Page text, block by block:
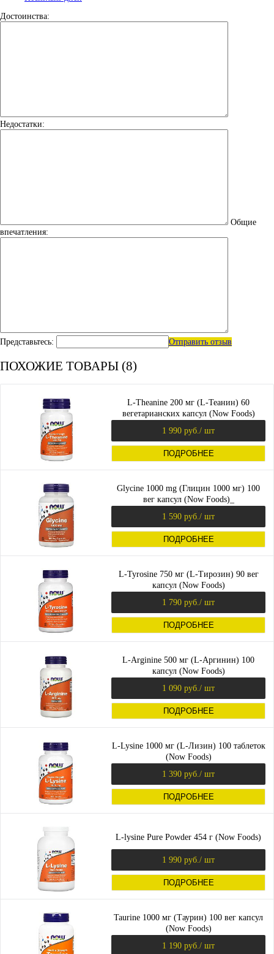
Достоинства:
Недостатки:
Общие
впечатления:
Представьтесь: Отправить отзыв
ПОХОЖИЕ ТОВАРЫ (8)
L-Theanine 200 мг (L-Теанин) 60
вегетарианских капсул (Now Foods)
1 990 руб. / шт
ПОДРОБНЕЕ
Glycine 1000 mg (Глицин 1000 мг) 100
вег капсул (Now Foods)_
1 590 руб. / шт
ПОДРОБНЕЕ
L-Tyrosine 750 мг (L-Тирозин) 90 вег
капсул (Now Foods)
1 790 руб. / шт
ПОДРОБНЕЕ
L-Arginine 500 мг (L-Аргинин) 100
капсул (Now Foods)
1 090 руб. / шт
ПОДРОБНЕЕ
L-Lysine 1000 мг (L-Лизин) 100 таблеток
(Now Foods)
1 390 руб. / шт
ПОДРОБНЕЕ
L-lysine Pure Powder 454 г (Now Foods)
1 990 руб. / шт
ПОДРОБНЕЕ
Taurine 1000 мг (Таурин) 100 вег капсул
(Now Foods)
1 190 руб. / шт